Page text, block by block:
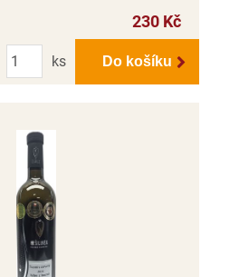
230 Kč
Počet
ks
Do košíku